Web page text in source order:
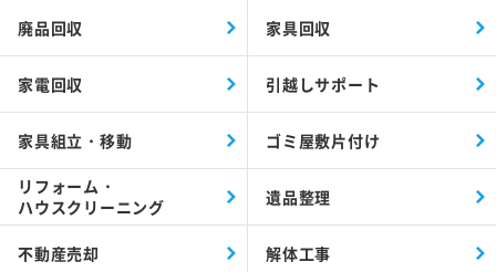
廃品回収 家具回収
家電回収 引越しサポート
家具組立・移動 ゴミ屋敷片付け
リフォーム・
ハウスクリーニング
遺品整理
不動産売却 解体工事